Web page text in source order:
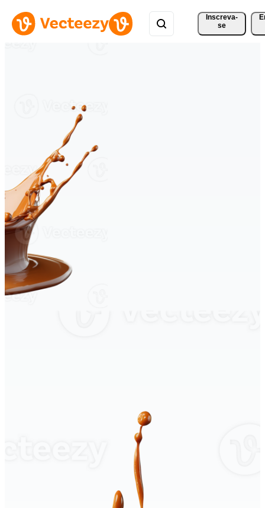
Inscreva-
se